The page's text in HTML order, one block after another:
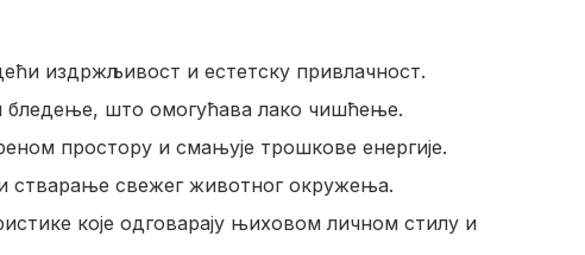
издржљивост и естетску привлачност.
бледење, што омогућава лако чишћење.
простору и смањује трошкове енергије.
стварање свежег животног окружења.
које одговарају њиховом личном стилу и